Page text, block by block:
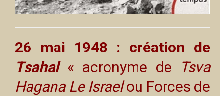
26 mai 1948 : création de
Tsahal « acronyme de
Tsva
Hagana Le Israelou Forces de